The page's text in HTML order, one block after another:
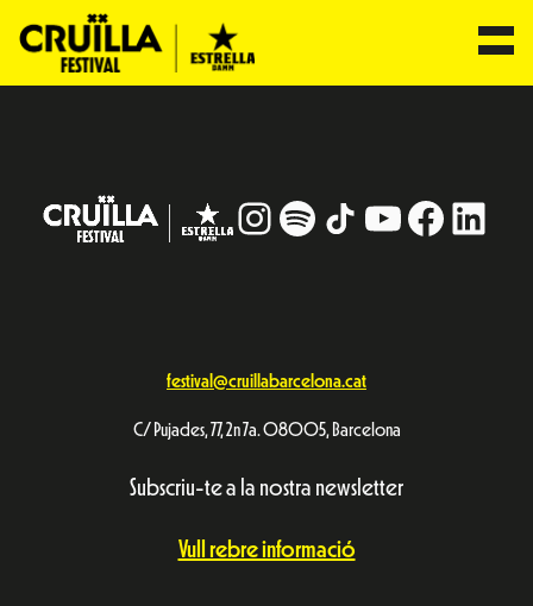
Instagram
# TikTokYouTube
festival@cruillabarcelona.cat
C/ Pujades, 77, 2n 7a. 08005, Barcelona
Subscriu-te a la nostra newsletter
Vull rebre informació